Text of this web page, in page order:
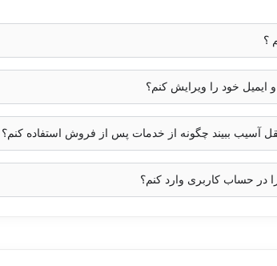
؟
خود را ویرایش کنم؟
آسیب ببیند چگونه از خدمات پس از فروش استفاده کنم؟
در حساب کاربری وارد کنم؟